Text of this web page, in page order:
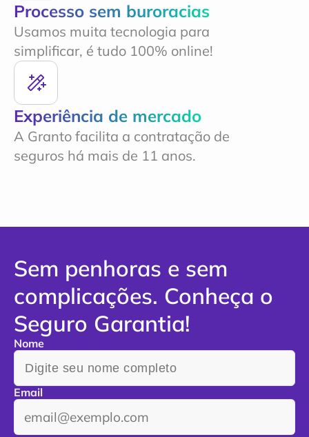
Processo sem buroracias
Usamos muita tecnologia para
simplificar, é tudo 100% online!
Experiência de mercado
A Granto facilita a contratação de
seguros há mais de 11 anos.
Sem penhoras e sem
complicações. Conheça o
Seguro Garantia!
Nome
Email